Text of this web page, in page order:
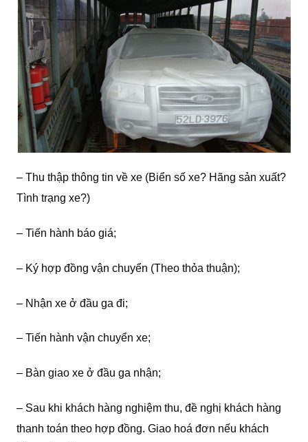
– Thu thập thông tin về xe (Biển số xe? Hãng sản xuất?
Tình trạng xe?)
– Tiến hành báo giá;
– Ký hợp đồng vận chuyển (Theo thỏa thuận);
– Nhận xe ở đầu ga đi;
– Tiến hành vận chuyển xe;
– Bàn giao xe ở đầu ga nhận;
– Sau khi khách hàng nghiệm thu, đề nghị khách hàng
thanh toán theo hợp đồng. Giao hoá đơn nếu khách